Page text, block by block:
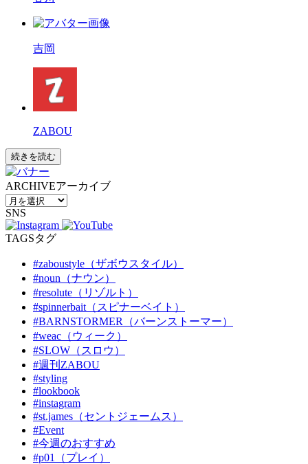
吉岡
ZABOU
続きを読む
ARCHIVEアーカイブ
SNS
TAGSタグ
#zaboustyle（ザボウスタイル）
#noun（ナウン）
#resolute（リゾルト）
#spinnerbait（スピナーベイト）
#BARNSTORMER（バーンストーマー）
#weac（ウィーク）
#SLOW（スロウ）
#週刊ZABOU
#styling
#lookbook
#instagram
#st.james（セントジェームス）
#Event
#今週のおすすめ
#p01（プレイ）